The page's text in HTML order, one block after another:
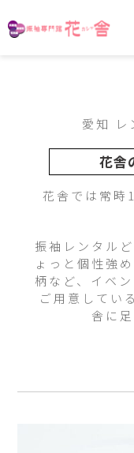
愛知 レ
花舎
花舎では常時
振袖レンタル
ょっと個性強
柄など、イベ
ご用意してい
舎に